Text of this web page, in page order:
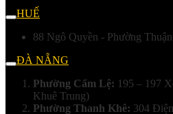
HUẾ
88 Ngô Quyền - Phường
ĐÀ NẴNG
Phường Cẩm Lệ: 195 – 197
Khuê Trung)
Phường Thanh Khê: 304